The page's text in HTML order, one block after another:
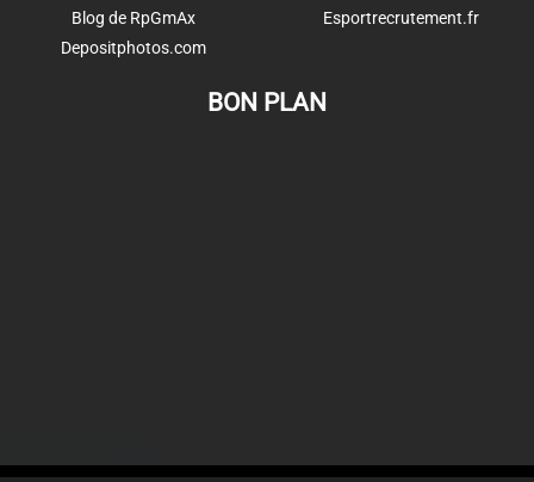
Blog de RpGmAx
Depositphotos.com
Esportrecrutement.fr
BON PLAN